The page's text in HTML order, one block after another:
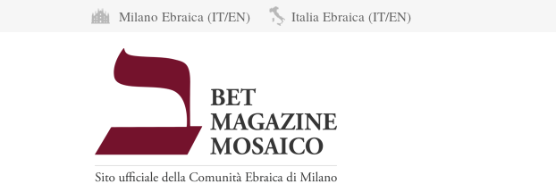
Milano Ebraica (IT/EN) Italia Ebraica (IT/EN)